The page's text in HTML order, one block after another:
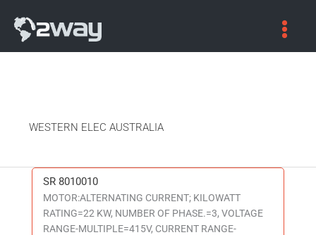
WESTERN ELEC AUSTRALIA
SR 8010010
MOTOR:ALTERNATING CURRENT; KILOWATT
RATING=22 KW, NUMBER OF PHASE.=3, VOLTAGE
RANGE-MULTIPLE=415V, CURRENT RANGE-
SR
8010010